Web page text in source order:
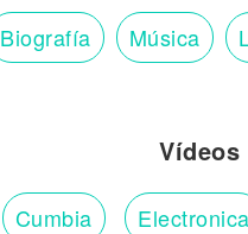
Biografía Música
Cumbia Electronica